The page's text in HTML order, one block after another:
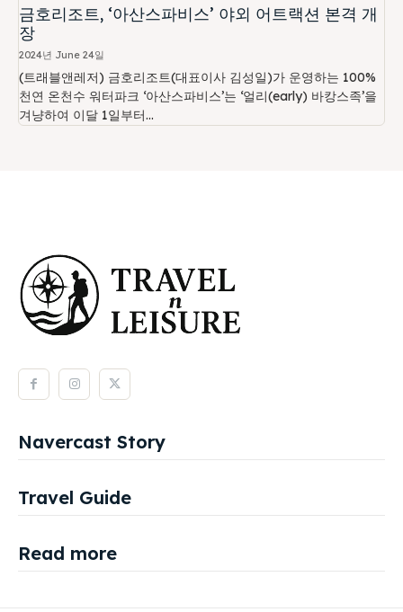
금호리조트, ‘아산스파비스’ 야외 어트랙션 본격 개
장
2024년 June 24일
(트래블앤레저) 금호리조트(대표이사 김성일)가 운영하는 100%
천연 온천수 워터파크 ‘아산스파비스’는 ‘얼리(early) 바캉스족’을
겨냥하여 이달 1일부터...
Navercast Story
Travel Guide
Read more